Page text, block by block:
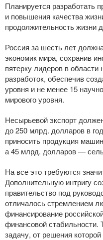
Планируется разработать
и повышения качества
продолжительность жизни
Россия за шесть лет
экономик мира, сохранив
пятерку лидеров в
разработок, обеспечив
уровня и не менее 15
мирового уровня.
Несырьевой экспорт
до 250 млрд. долларов в
приносить продукция
а 45 млрд. долларов —
На все это требуются
Дополнительную интригу
правительство под
отличалось стремлением
финансирование
финансовой стабильности.
задачу, от решения